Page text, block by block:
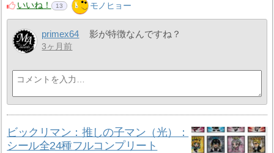
いいね！
13 モノヒョー
primex64 影が特徴なんですね？
3ヶ月前
ビックリマン：推しの子マン（光）：
シール全24種フルコンプリート